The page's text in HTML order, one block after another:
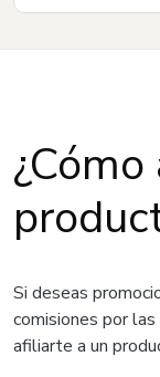
Si deseas
comisiones por
afiliarte a un